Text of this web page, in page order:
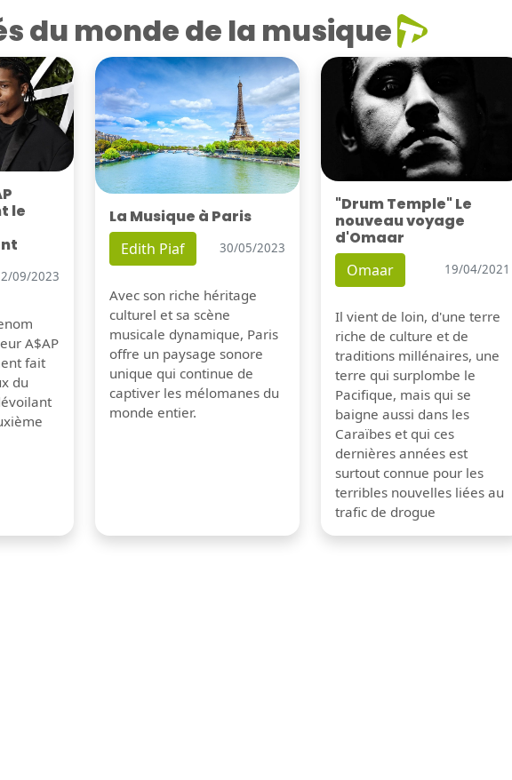
du monde de la musique
le
09/2023
A$AP
fait
du
La Musique à Paris
Edith Piaf 30/05/2023
Avec son riche héritage
culturel et sa scène
musicale dynamique, Paris
offre un paysage sonore
unique qui continue de
captiver les mélomanes du
monde entier.
"Drum Temple" Le
nouveau voyage
d'Omaar
Omaar 19/04/2021
Il vient de loin, d'une terre
riche de culture et de
traditions millénaires, une
terre qui surplombe le
Pacifique, mais qui se
baigne aussi dans les
Caraïbes et qui ces
dernières années est
surtout connue pour les
terribles nouvelles liées au
trafic de drogue